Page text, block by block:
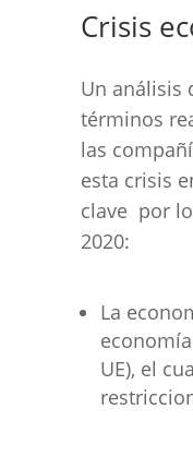
Crisis
Un análisis
términos
las
esta crisis
clave por
2020:
La
UE), el